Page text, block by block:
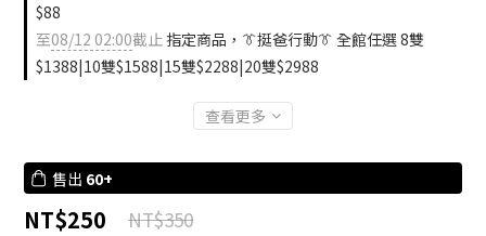
$88
至08/12 02:00截止 指定商品，👔挺爸行動👔 全館任選 8雙
$1388|10雙$1588|15雙$2288|20雙$2988
查看更多
售出 60+
NT$250 NT$350